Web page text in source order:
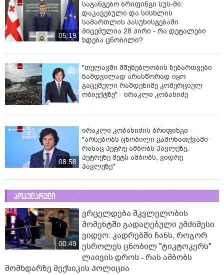
05:19
საგანგებო ბრიფინგი სუს-ში:
დაკავებული და სისხლის
სამართლის პასუხისგებაში
მიცემულია 28 პირი - რა დეტალები
ხდება ცნობილი?
"თელავში მშენებლობის ნებართვები
ნამდვილად არასწორად იყო
გაცემული რამდენიმე კომერციულ
ობიექტზე" - ირაკლი კობახიძე
08:58
ირაკლი კობახიძის ბრიფინგი -
"არსებობს ცნობილი გამონათქვამი -
რასაც პეტრე ამბობს პავლეზე,
პეტრეზე მეტს ამბობს, ვიდრე
პავლეზე"
პოპულარული
00:49
ვრცელდება მკვლელობის
მომენტში გადაღებული უმძიმესი
ვიდეო: კადრებში ჩანს, როგორ
ესროლეს ცნობილ "ტიკტოკერს"
ლაივის დროს - რას ამბობს
მომხდარზე მექსიკის პოლიცია